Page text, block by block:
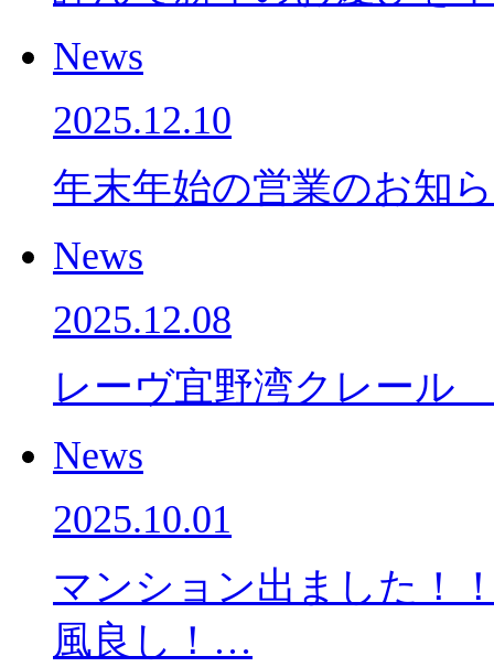
News
2025.12.10
年末年始の営業のお知
News
2025.12.08
レーヴ宜野湾クレール
News
2025.10.01
マンション出ました！
風良し！…